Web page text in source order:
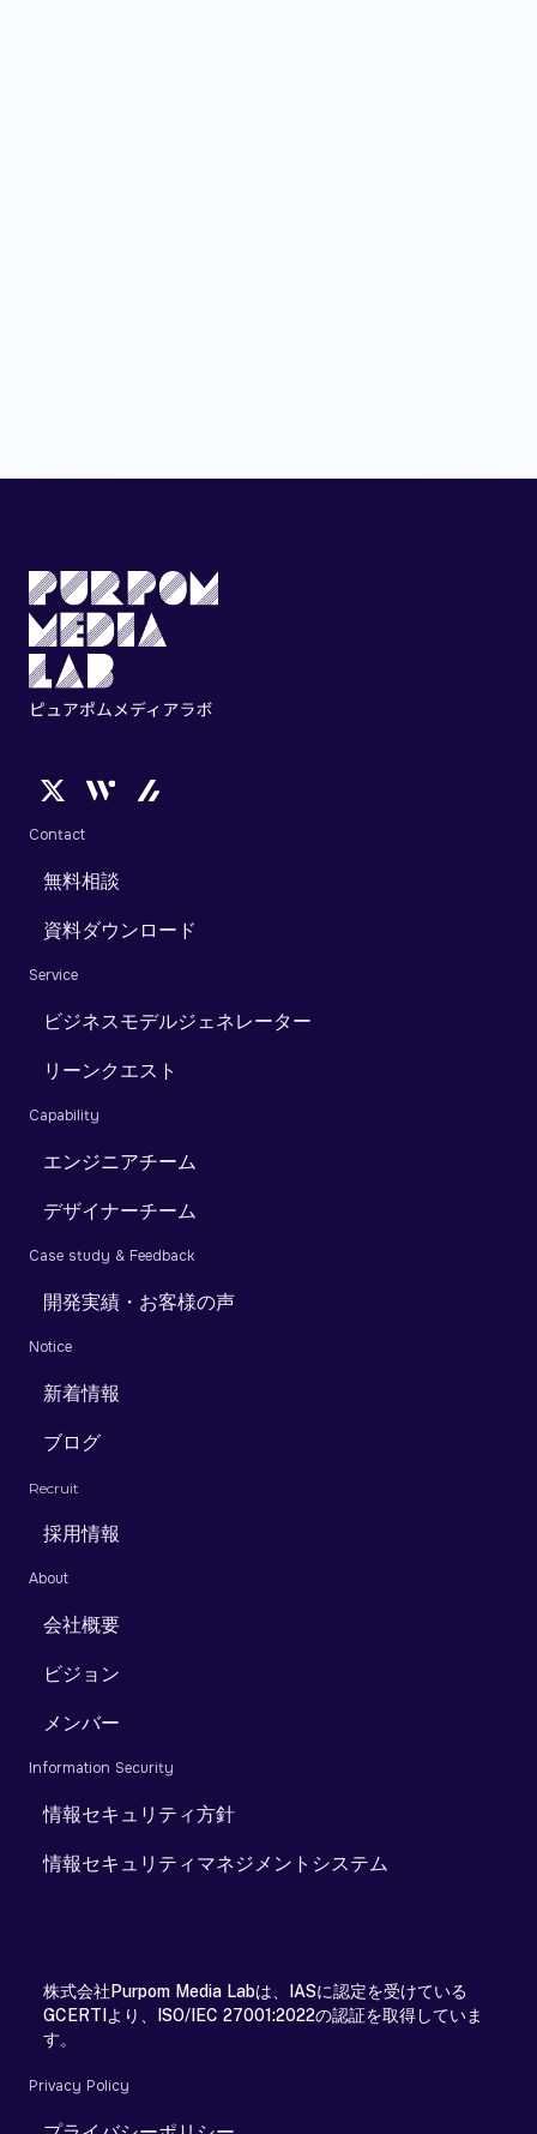
Contact
無料相談
資料ダウンロード
Service
ビジネスモデルジェネレーター
リーンクエスト
Capability
エンジニアチーム
デザイナーチーム
Case study & Feedback
開発実績・お客様の声
Notice
新着情報
ブログ
Recruit
採用情報
About
会社概要
ビジョン
メンバー
Information Security
情報セキュリティ方針
情報セキュリティマネジメントシステム
株式会社Purpom Media Labは、IASに認定を受けている
GCERTIより、ISO/IEC 27001:2022の認証を取得していま
す。
Privacy Policy